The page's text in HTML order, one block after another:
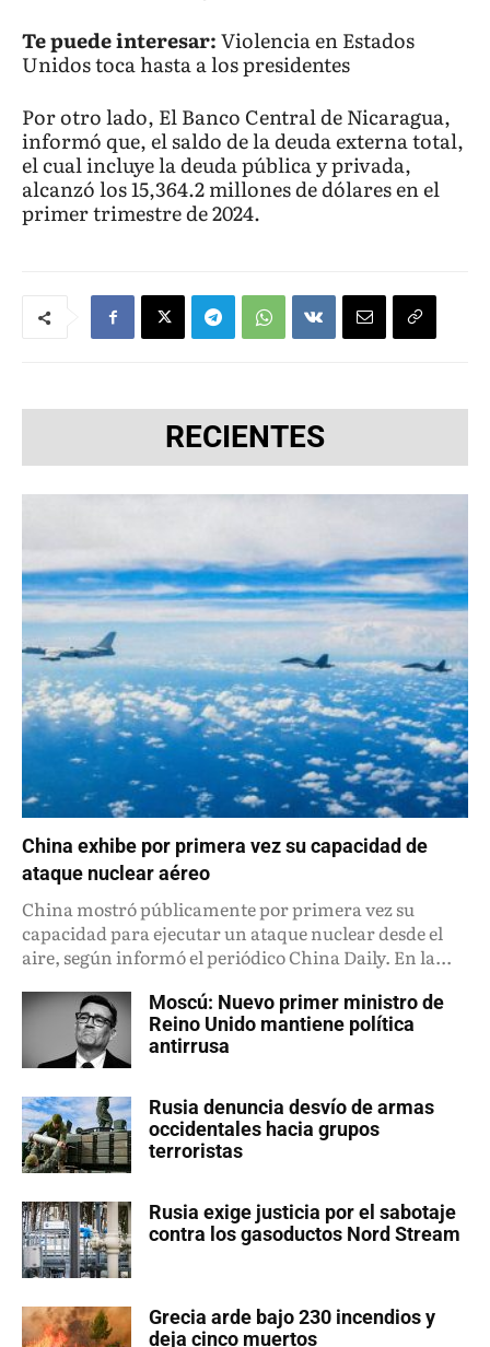
Te puede interesar:Violencia en Estados
Unidos toca hasta a los presidentes
Por otro lado, El Banco Central de Nicaragua,
informó que, el saldo de la deuda externa total,
el cual incluye la deuda pública y privada,
alcanzó los 15,364.2 millones de dólares en el
primer trimestre de 2024.
RECIENTES
China exhibe por primera vez su capacidad de
ataque nuclear aéreo
China mostró públicamente por primera vez su
capacidad para ejecutar un ataque nuclear desde el
aire, según informó el periódico China Daily. En la...
Moscú: Nuevo primer ministro de
Reino Unido mantiene política
antirrusa
Rusia denuncia desvío de armas
occidentales hacia grupos
terroristas
Rusia exige justicia por el sabotaje
contra los gasoductos Nord Stream
Grecia arde bajo 230 incendios y
deja cinco muertos